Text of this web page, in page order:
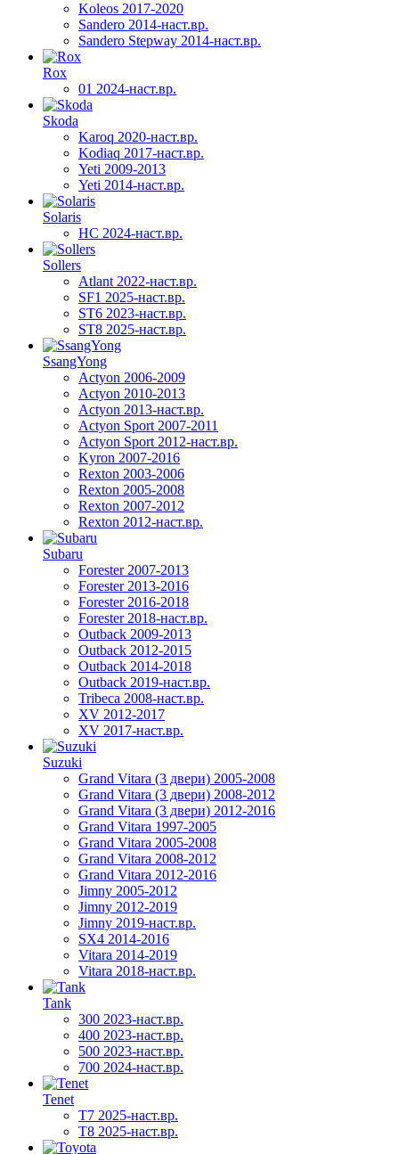
Koleos 2017-2020
Sandero 2014-наст.вр.
Sandero Stepway 2014-наст.вр.
Rox
01 2024-наст.вр.
Skoda
Karoq 2020-наст.вр.
Kodiaq 2017-наст.вр.
Yeti 2009-2013
Yeti 2014-наст.вр.
Solaris
HC 2024-наст.вр.
Sollers
Atlant 2022-наст.вр.
SF1 2025-наст.вр.
ST6 2023-наст.вр.
ST8 2025-наст.вр.
SsangYong
Actyon 2006-2009
Actyon 2010-2013
Actyon 2013-наст.вр.
Actyon Sport 2007-2011
Actyon Sport 2012-наст.вр.
Kyron 2007-2016
Rexton 2003-2006
Rexton 2005-2008
Rexton 2007-2012
Rexton 2012-наст.вр.
Subaru
Forester 2007-2013
Forester 2013-2016
Forester 2016-2018
Forester 2018-наст.вр.
Outback 2009-2013
Outback 2012-2015
Outback 2014-2018
Outback 2019-наст.вр.
Tribeca 2008-наст.вр.
XV 2012-2017
XV 2017-наст.вр.
Suzuki
Grand Vitara (3 двери) 2005-2008
Grand Vitara (3 двери) 2008-2012
Grand Vitara (3 двери) 2012-2016
Grand Vitara 1997-2005
Grand Vitara 2005-2008
Grand Vitara 2008-2012
Grand Vitara 2012-2016
Jimny 2005-2012
Jimny 2012-2019
Jimny 2019-наст.вр.
SX4 2014-2016
Vitara 2014-2019
Vitara 2018-наст.вр.
Tank
300 2023-наст.вр.
400 2023-наст.вр.
500 2023-наст.вр.
700 2024-наст.вр.
Tenet
T7 2025-наст.вр.
T8 2025-наст.вр.